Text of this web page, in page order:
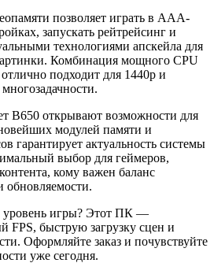
позволяет играть в AAA-
запускать рейтрейсинг и
технологиями апскейла для
Комбинация мощного CPU
подходит для 1440p и
B650 открывают возможности для
модулей памяти и
гарантирует актуальность системы
выбор для геймеров,
кому важен баланс
уровень игры? Этот ПК —
FPS, быструю загрузку сцен и
Оформляйте заказ и почувствуйте
уже сегодня.